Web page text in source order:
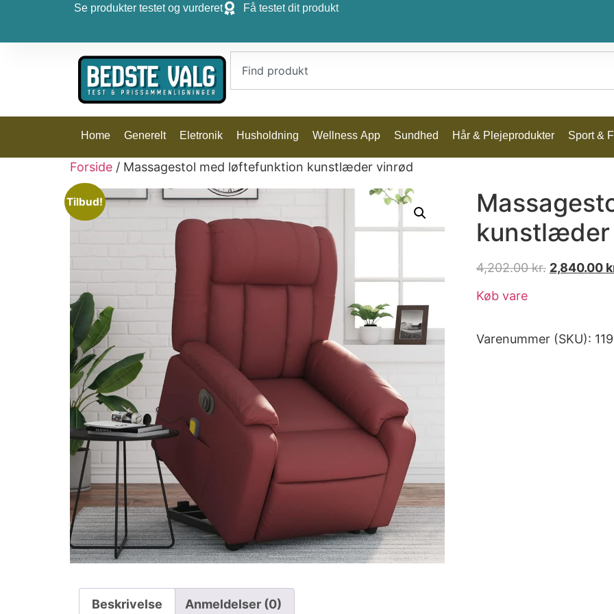
Se produkter testet og vurderet Få testet dit produkt
Home Generelt Eletronik Husholdning Wellness App Sundhed Hår & Plejeprodukter Sport &
Forside / Massagestol med løftefunktion kunstlæder vinrød
Tilbud!
kunstlæder
4,202.00kr. 2,840.00
Køb vare
Varenummer (SKU):
Beskrivelse Anmeldelser (0)